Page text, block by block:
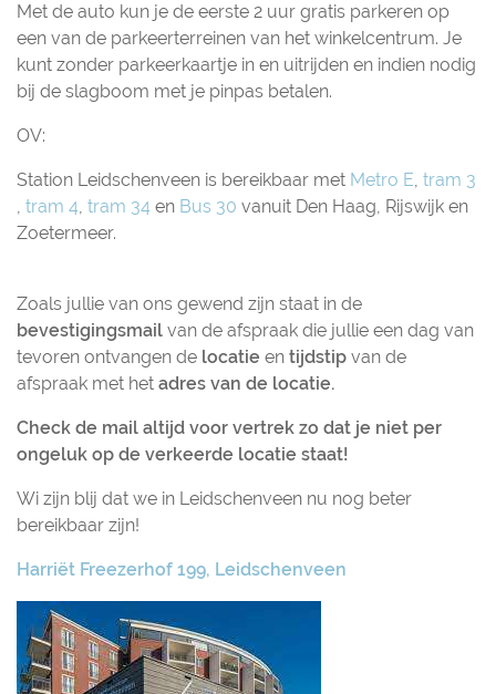
Met de auto kun je de eerste 2 uur gratis parkeren op
een van de parkeerterreinen van het winkelcentrum. Je
kunt zonder parkeerkaartje in en uitrijden en indien nodig
bij de slagboom met je pinpas betalen.
OV:
Station Leidschenveen is bereikbaar met Metro E, tram 3
, tram 4, tram 34 en Bus 30 vanuit Den Haag, Rijswijk en
Zoetermeer.
Zoals jullie van ons gewend zijn staat in de
bevestigingsmail van de afspraak die jullie een dag van
tevoren ontvangen de locatie en tijdstip van de
afspraak met het adres van de locatie.
Check de mail altijd voor vertrek zo dat je niet per
ongeluk op de verkeerde locatie staat!
Wi zijn blij dat we in Leidschenveen nu nog beter
bereikbaar zijn!
Harriët Freezerhof 199, Leidschenveen